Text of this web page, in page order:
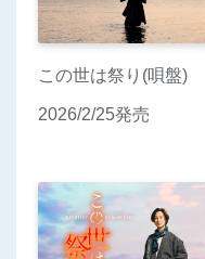
この世は祭り(唄盤)
2026/2/25発売